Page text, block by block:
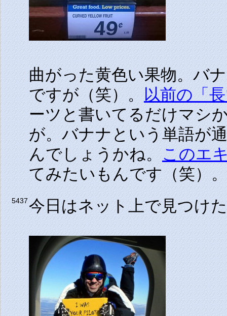
曲がった黄色い果物。バ
ですが（笑）。以前の「
ーツと書いてるだけマシ
が。バナナという単語が
んでしょうかね。このエ
てみたいもんです（笑）。
5437今日はネット上で見つけ